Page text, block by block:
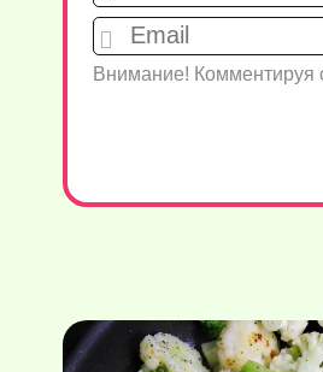
Внимание! Комментируя